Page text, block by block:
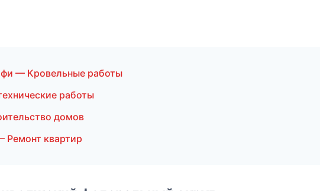
— Кровельные работы
работы
домов
Ремонт квартир